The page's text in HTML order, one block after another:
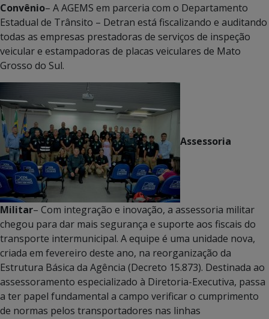
Convênio– A AGEMS em parceria com o Departamento
Estadual de Trânsito – Detran está fiscalizando e auditando
todas as empresas prestadoras de serviços de inspeção
veicular e estampadoras de placas veiculares de Mato
Grosso do Sul.
Assessoria
Militar– Com integração e inovação, a assessoria militar
chegou para dar mais segurança e suporte aos fiscais do
transporte intermunicipal. A equipe é uma unidade nova,
criada em fevereiro deste ano, na reorganização da
Estrutura Básica da Agência (Decreto 15.873). Destinada ao
assessoramento especializado à Diretoria-Executiva, passa
a ter papel fundamental a campo verificar o cumprimento
de normas pelos transportadores nas linhas